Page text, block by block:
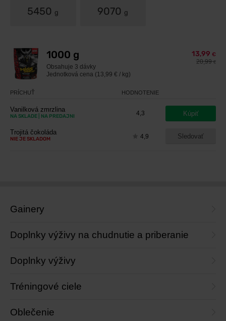
5450 g 9070 g
1000 g
Obsahuje 3 dávky
Jednotková cena (13,99 € / kg)
13,99 €
20,99€
PRÍCHUŤ HODNOTENIE
Vanilková zmrzlina
NA SKLADE | NA PREDAJNI 4,3 Kúpiť
Trojitá čokoláda
NIE JE SKLADOM 4,9 Sledovať
Gainery
Doplnky výživy na chudnutie a priberanie
Doplnky výživy
Tréningové ciele
Oblečenie